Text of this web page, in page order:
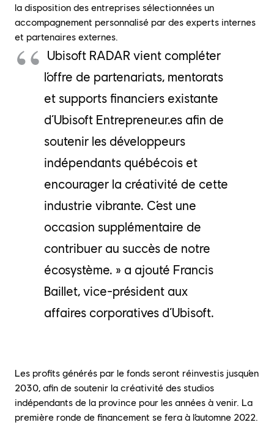
la disposition des entreprises sélectionnées un
accompagnement personnalisé par des experts internes
et partenaires externes.
Ubisoft RADAR vient compléter
l’offre de partenariats, mentorats
et supports financiers existante
d’Ubisoft Entrepreneur.es afin de
soutenir les développeurs
indépendants québécois et
encourager la créativité de cette
industrie vibrante. C’est une
occasion supplémentaire de
contribuer au succès de notre
écosystème. » a ajouté Francis
Baillet, vice-président aux
affaires corporatives d’Ubisoft.
Les profits générés par le fonds seront réinvestis jusqu’en
2030, afin de soutenir la créativité des studios
indépendants de la province pour les années à venir. La
première ronde de financement se fera à l’automne 2022.